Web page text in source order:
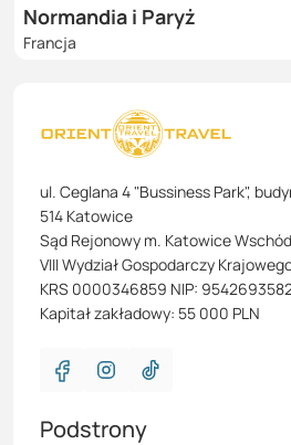
Normandia i Paryż
Francja
ul. Ceglana 4 "Bussiness Park",
514 Katowice
Sąd Rejonowy m. Katowice
VIII Wydział Gospodarczy
KRS 0000346859 NIP:
Kapitał zakładowy: 55 000 PLN
Podstrony